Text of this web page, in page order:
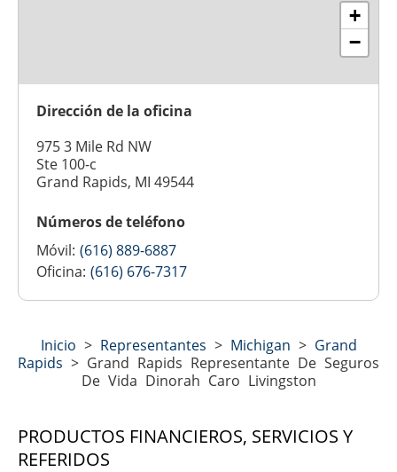
+
−
Dirección de la oficina
975 3 Mile Rd NW
Ste 100-c
Grand Rapids, MI 49544
Números de teléfono
Móvil: (616) 889-6887
Oficina: (616) 676-7317
Inicio > Representantes > Michigan > Grand
Rapids > Grand Rapids Representante De Seguros
De Vida Dinorah Caro Livingston
PRODUCTOS FINANCIEROS, SERVICIOS Y
REFERIDOS